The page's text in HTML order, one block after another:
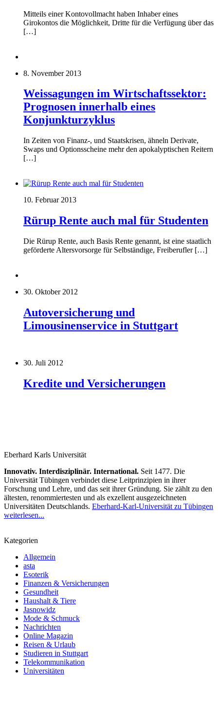
Mitteils einer Kontovollmacht haben Inhaber eines
Girokontos die Möglichkeit, Dritte für die Verfügung über das
[…]
8. November 2013
Weissagungen im Wirtschaftssektor:
Prognosen innerhalb eines
Konjunkturzyklus
In Zeiten von Finanz-, und Staatskrisen, ähneln Derivate,
Swaps und Optionsscheine mehr den apokalyptischen Reitern
[…]
10. Februar 2013
Rürup Rente auch mal für Studenten
Die Rürup Rente, auch Basis Rente genannt, ist eine staatlich
geförderte Altersvorsorge für Selbständige, Freiberufler […]
30. Oktober 2012
Autoversicherung und
Limousinenservice in Stuttgart
30. Juli 2012
Kredite und Versicherungen
Eberhard Karls Universität
Innovativ. Interdisziplinär. International. Seit 1477. Die
Universität Tübingen verbindet diese Leitprinzipien in ihrer
Forschung und Lehre, und das seit ihrer Gründung. Sie zählt zu den
ältesten, renommiertesten und als exzellent ausgezeichneten
Universitäten Deutschlands. Eberhard-Karl-Universität zu Tübingen
weiterlesen...
Kategorien
Allgemein
asta
Esoterik
Finanzen & Versicherungen
Gesundheit
Haushalt & Tiere
Jasnowidz
Mode & Schmuck
Nachrichten
Online Magazin
Reisen & Urlaub
Studieren in Stuttgart
Telekommunikation
Universitäten